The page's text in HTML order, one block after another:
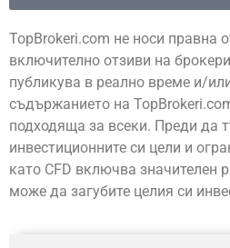
TopBrokeri.com не носи правна
включително отзиви на
публикува в реално време и/
съдържанието на
подходяща за всеки. Преди да
инвестиционните си цели и
като CFD включва значителен
може да загубите целия си